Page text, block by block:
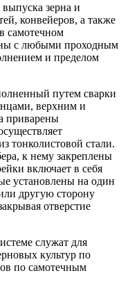
зерна и
конвейеров, а также
самотечном
с любыми проходным
и пределом
путем сварки
верхним и
приварены
тонколистовой стали.
к нему закреплены
включает в себя
установлены на один
другую сторону
отверстие
служат для
культур по
по самотечным